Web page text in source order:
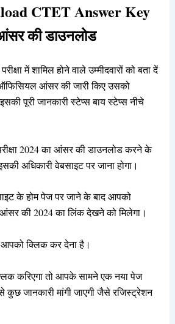
CTET Answer Key
की डाउनलोड
में शामिल होने वाले उम्मीदवारों को बता दें
ऑफिसियल आंसर की जारी किए उसको
पूरी जानकारी स्टेप्स बाय स्टेप्स नीचे
2024 का आंसर की डाउनलोड करने के
अधिकारी वेबसाइट पर जाना होगा।
के होम पेज पर जाने के बाद आपको
की 2024 का लिंक देखने को मिलेगा।
क्लिक कर देना है।
करिएगा तो आपके सामने एक नया पेज
जानकारी मांगी जाएगी जैसे रजिस्ट्रेशन